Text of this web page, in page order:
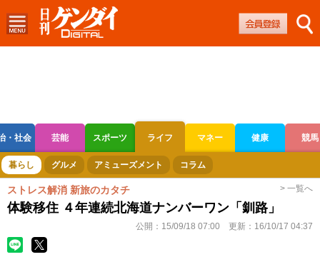
・社会 芸能 スポーツ ライフ マネー 健康 競馬
ボートレース 競輪 オートレース
暮らし グルメ アミューズメント コラム
ストレス解消 新旅のカタチ > 一覧へ
体験移住 ４年連続北海道ナンバーワン「釧路」
公開： 15/09/18 07:00 更新： 16/10/17 04:37